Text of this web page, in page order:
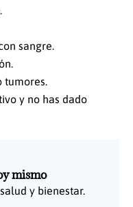
sangre.
tumores.
y no has dado
mismo
y bienestar.